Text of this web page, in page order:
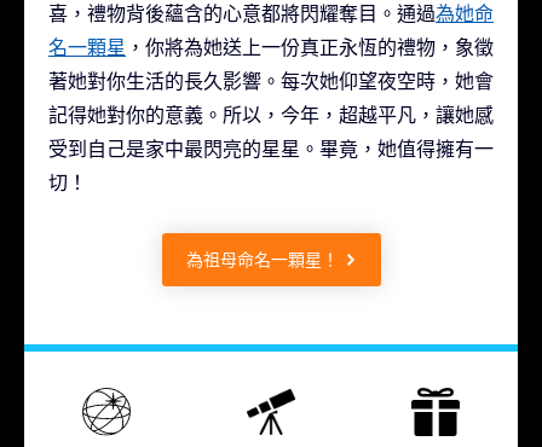
喜，禮物背後蘊含的心意都將閃耀奪目。通過為她命
名一顆星 ，你將為她送上一份真正永恆的禮物，象徵
著她對你生活的長久影響。每次她仰望夜空時，她會
記得她對你的意義。所以，今年，超越平凡，讓她感
受到自己是家中最閃亮的星星。畢竟，她值得擁有一
切！
為祖母命名一顆星！